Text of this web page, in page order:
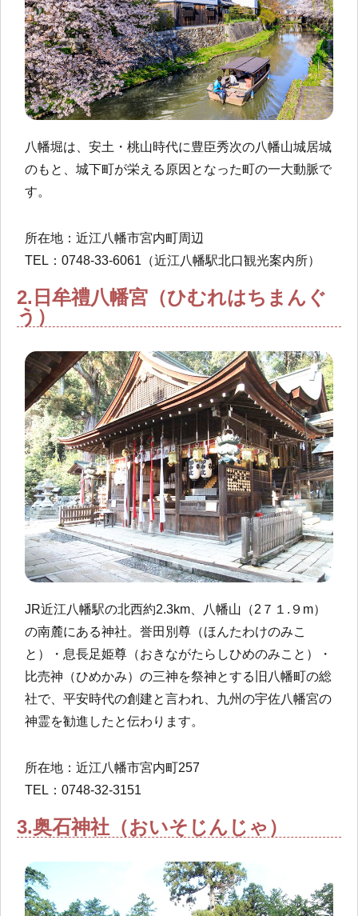
八幡堀は、安土・桃山時代に豊臣秀次の八幡山城居城
のもと、城下町が栄える原因となった町の一大動脈で
す。
所在地：近江八幡市宮内町周辺
TEL：0748-33-6061（近江八幡駅北口観光案内所）
2.日牟禮八幡宮（ひむれはちまんぐ
う）
JR近江八幡駅の北西約2.3km、八幡山（2７１.９m）
の南麓にある神社。誉田別尊（ほんたわけのみこ
と）・息長足姫尊（おきながたらしひめのみこと）・
比売神（ひめかみ）の三神を祭神とする旧八幡町の総
社で、平安時代の創建と言われ、九州の宇佐八幡宮の
神霊を勧進したと伝わります。
所在地：近江八幡市宮内町257
TEL：0748-32-3151
3.奥石神社（おいそじんじゃ）